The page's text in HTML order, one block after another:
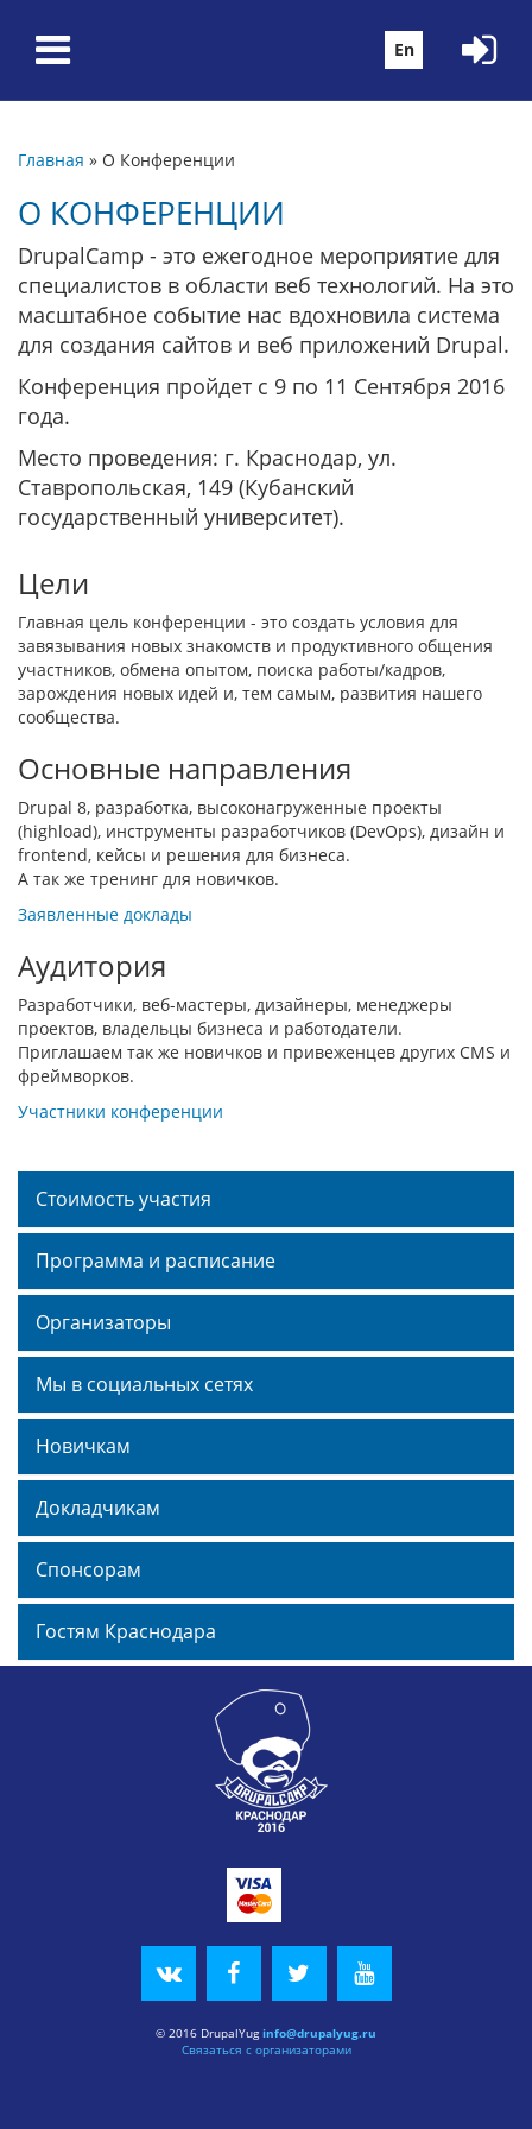
En
Вы здесь
Главная » О Конференции
О КОНФЕРЕНЦИИ
DrupalCamp - это ежегодное мероприятие для
специалистов в области веб технологий. На это
масштабное событие нас вдохновила система
для создания сайтов и веб приложений Drupal.
Конференция пройдет c 9 по 11 Сентября 2016
года.
Место проведения: г. Краснодар, ул.
Ставропольская, 149 (Кубанский
государственный университет).
Цели
Главная цель конференции - это создать условия для
завязывания новых знакомств и продуктивного общения
участников, обмена опытом, поиска работы/кадров,
зарождения новых идей и, тем самым, развития нашего
сообщества.
Основные направления
Drupal 8, разработка, высоконагруженные проекты
(highload), инструменты разработчиков (DevOps), дизайн и
frontend, кейсы и решения для бизнеса.
А так же тренинг для новичков.
Заявленные доклады
Аудитория
Разработчики, веб-мастеры, дизайнеры, менеджеры
проектов, владельцы бизнеса и работодатели.
Приглашаем так же новичков и привеженцев других CMS и
фреймворков.
Участники конференции
Стоимость участия
Программа и расписание
Организаторы
Мы в социальных сетях
Новичкам
Докладчикам
Спонсорам
Гостям Краснодара
© 2016 DrupalYuginfo@drupalyug.ru
Связаться с организаторами